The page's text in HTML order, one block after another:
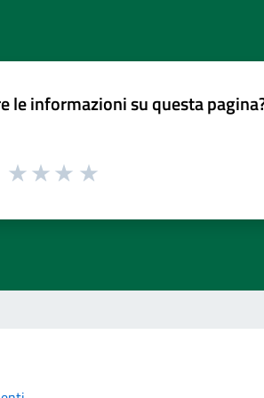
le informazioni su questa